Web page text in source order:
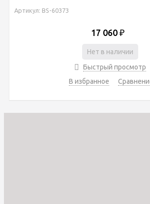
Артикул: BS-60373
17 060 ₽
Нет в наличии
Быстрый просмотр
В избранное